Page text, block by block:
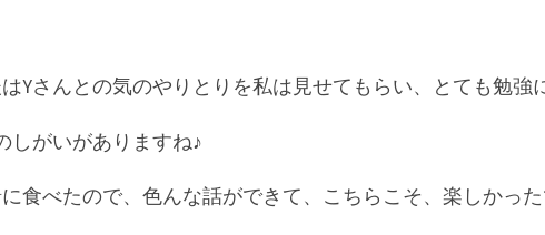
Yさんとの気のやりとりを私は見せてもらい、とても勉強
しがいがありますね♪
食べたので、色んな話ができて、こちらこそ、楽しかった